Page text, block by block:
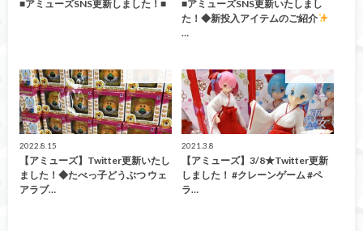
■アミューズSNS更新しました！■
■アミューズSNS更新いたしまし
た！◆新投入アイテムのご紹介
…
2022.8.15
【アミューズ】Twitter更新いたし
ました！◆たべっ子どうぶつ ウェ
アラブ…
アミューズ
2021.3.8
【アミューズ】3/8★Twitter更新
しました！ #クレーンゲーム #ペ
ラ…